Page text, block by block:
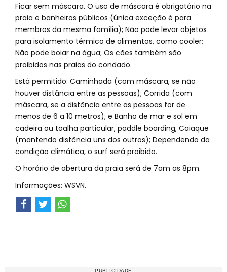
Ficar sem máscara. O uso de máscara é obrigatório na
praia e banheiros públicos (única exceção é para
membros da mesma família); Não pode levar objetos
para isolamento térmico de alimentos, como cooler;
Não pode boiar na água; Os cães também são
proibidos nas praias do condado.
Está permitido: Caminhada (com máscara, se não
houver distância entre as pessoas); Corrida (com
máscara, se a distância entre as pessoas for de
menos de 6 a 10 metros); e Banho de mar e sol em
cadeira ou toalha particular, paddle boarding, Caiaque
(mantendo distância uns dos outros); Dependendo da
condição climática, o surf será proibido.
O horário de abertura da praia será de 7am as 8pm.
Informações: WSVN.